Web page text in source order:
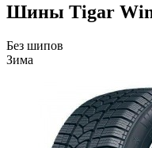
Шины Tigar
Без шипов
Зима